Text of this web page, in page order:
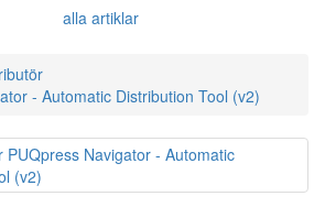
alla artiklar
- Automatic Distribution Tool (v2)